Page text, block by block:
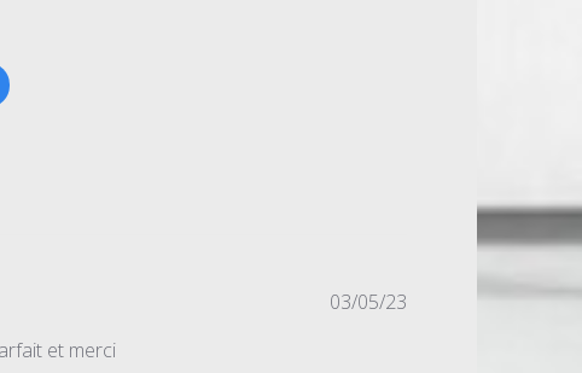
et merci
Date
03/05/23